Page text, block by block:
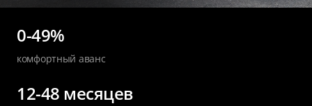
0-49%
комфортный аванс
12-48 месяцев